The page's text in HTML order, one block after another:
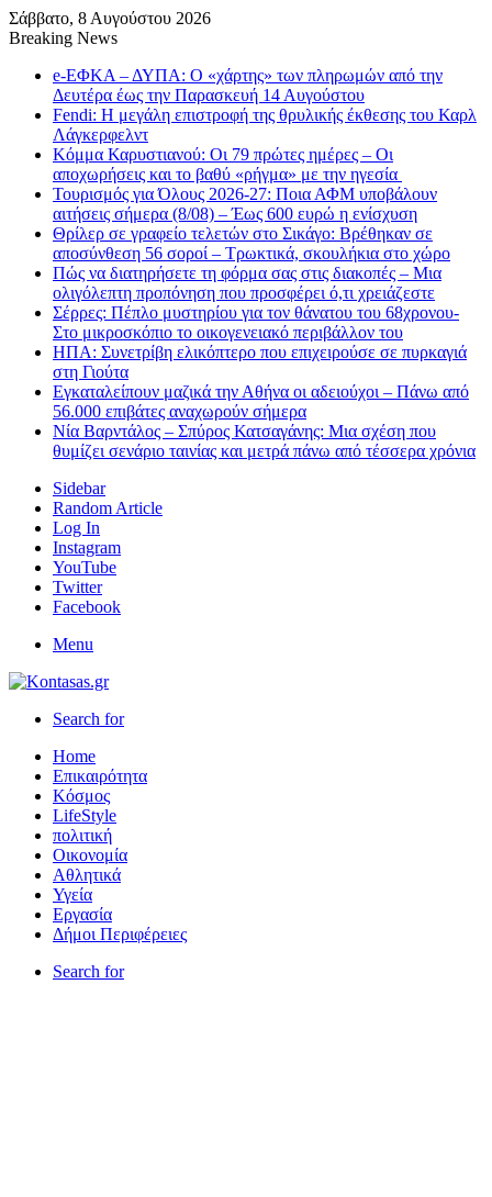
Σάββατο, 8 Αυγούστου 2026
Breaking News
e-ΕΦΚΑ – ΔΥΠΑ: Ο «χάρτης» των πληρωμών από την
Δευτέρα έως την Παρασκευή 14 Αυγούστου
Fendi: Η μεγάλη επιστροφή της θρυλικής έκθεσης του Καρλ
Λάγκερφελντ
Κόμμα Καρυστιανού: Οι 79 πρώτες ημέρες – Οι
αποχωρήσεις και το βαθύ «ρήγμα» με την ηγεσία
Τουρισμός για Όλους 2026-27: Ποια ΑΦΜ υποβάλουν
αιτήσεις σήμερα (8/08) – Έως 600 ευρώ η ενίσχυση
Θρίλερ σε γραφείο τελετών στο Σικάγο: Βρέθηκαν σε
αποσύνθεση 56 σοροί – Τρωκτικά, σκουλήκια στο χώρο
Πώς να διατηρήσετε τη φόρμα σας στις διακοπές – Μια
ολιγόλεπτη προπόνηση που προσφέρει ό,τι χρειάζεστε
Σέρρες: Πέπλο μυστηρίου για τον θάνατου του 68χρονου-
Στο μικροσκόπιο το οικογενειακό περιβάλλον του
ΗΠΑ: Συνετρίβη ελικόπτερο που επιχειρούσε σε πυρκαγιά
στη Γιούτα
Εγκαταλείπουν μαζικά την Αθήνα οι αδειούχοι – Πάνω από
56.000 επιβάτες αναχωρούν σήμερα
Νία Βαρντάλος – Σπύρος Κατσαγάνης: Μια σχέση που
θυμίζει σενάριο ταινίας και μετρά πάνω από τέσσερα χρόνια
Sidebar
Random Article
Log In
Instagram
YouTube
Twitter
Facebook
Menu
Search for
Home
Επικαιρότητα
Κόσμος
LifeStyle
πολιτική
Οικονομία
Αθλητικά
Υγεία
Εργασία
Δήμοι Περιφέρειες
Search for